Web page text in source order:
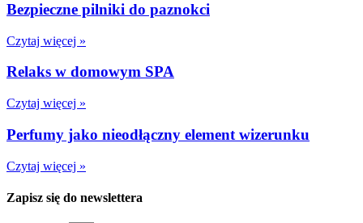
Bezpieczne pilniki do paznokci
Czytaj więcej »
Relaks w domowym SPA
Czytaj więcej »
Perfumy jako nieodłączny element wizerunku
Czytaj więcej »
Zapisz się do newslettera